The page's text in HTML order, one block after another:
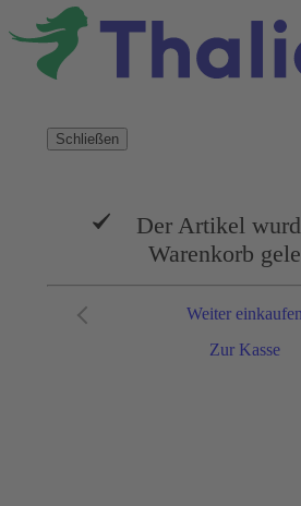
Schließen
Der Artikel
Warenkorb
Zur Kasse
Weiter einkaufen